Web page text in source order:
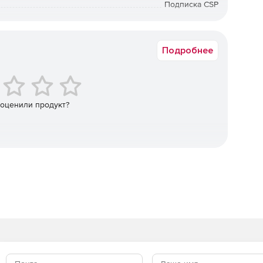
производительности помогут раскрыть творческий
тексты в Word и Outlook и эффективно
Подписка CSP
Подробнее
продукт?